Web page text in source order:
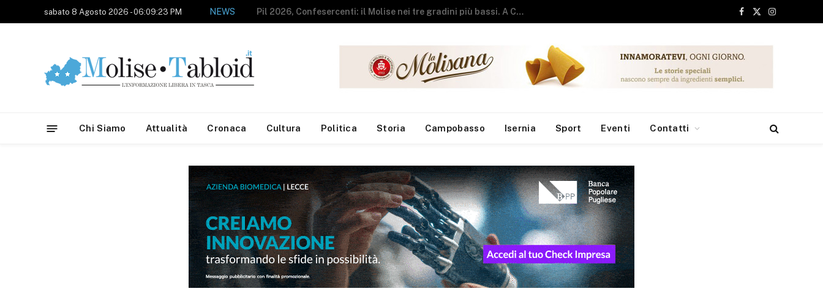
sabato 8 Agosto 2026 - 06:09:23 PM NEWS Vendeva pizza e kebab senza autorizzazioni amministrative, chiuso locale del centro
Facebook
X
Instagram
Chi Siamo Attualità Cronaca Cultura Politica Storia Campobasso Isernia Sport Eventi Contatti